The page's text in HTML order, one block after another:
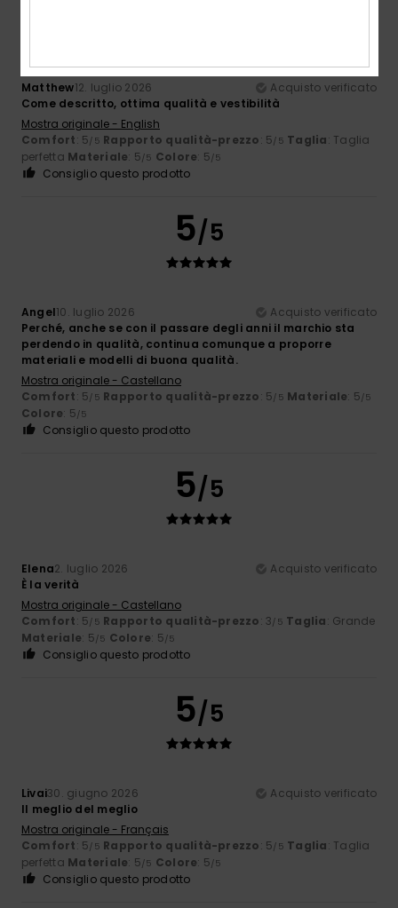
Matthew12. luglio 2026
Acquisto verificato
Come descritto, ottima qualità e vestibilità
Mostra originale - English
Comfort: 5/5 Rapporto qualità-prezzo: 5/5 Taglia: Taglia
perfetta Materiale: 5/5 Colore: 5/5
Consiglio questo prodotto
5/5
Angel10. luglio 2026
Acquisto verificato
Perché, anche se con il passare degli anni il marchio sta
perdendo in qualità, continua comunque a proporre
materiali e modelli di buona qualità.
Mostra originale - Castellano
Comfort: 5/5 Rapporto qualità-prezzo: 5/5 Materiale: 5/5
Colore: 5/5
Consiglio questo prodotto
5/5
Elena2. luglio 2026
Acquisto verificato
È la verità
Mostra originale - Castellano
Comfort: 5/5 Rapporto qualità-prezzo: 3/5 Taglia: Grande
Materiale: 5/5 Colore: 5/5
Consiglio questo prodotto
5/5
Livai30. giugno 2026
Acquisto verificato
Il meglio del meglio
Mostra originale - Français
Comfort: 5/5 Rapporto qualità-prezzo: 5/5 Taglia: Taglia
perfetta Materiale: 5/5 Colore: 5/5
Consiglio questo prodotto